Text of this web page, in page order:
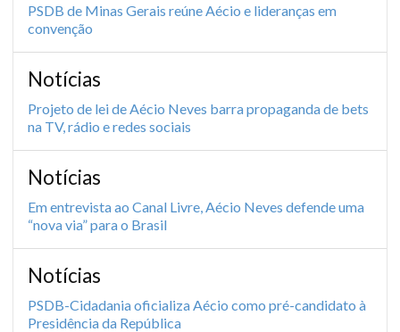
PSDB de Minas Gerais reúne Aécio e lideranças em
convenção
Notícias
Projeto de lei de Aécio Neves barra propaganda de bets
na TV, rádio e redes sociais
Notícias
Em entrevista ao Canal Livre, Aécio Neves defende uma
“nova via” para o Brasil
Notícias
PSDB-Cidadania oficializa Aécio como pré-candidato à
Presidência da República